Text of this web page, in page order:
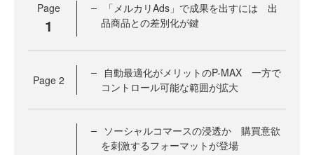
Page
1
「メルカリAds」で成果を出すには 出
品商品との差別化が鍵
Page 2
自動最適化がメリットのP-MAX 一方で
コントロール可能な範囲が拡大
ソーシャルコマースの浸透か 購買意欲
を刺激するフォーマットが登場